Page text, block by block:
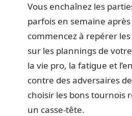
Vous enchaînez les
parfois en semaine
commencez à repérer
sur les plannings de
la vie pro, la fatigue et
contre des adversaires
choisir les bons tournois
un casse-tête.